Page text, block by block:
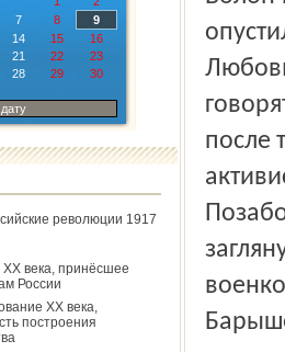
7 8
9
14 15
16
21 22
23
28 29
30
революции 1917
века, принёсшее
России
ХХ века,
построения
после